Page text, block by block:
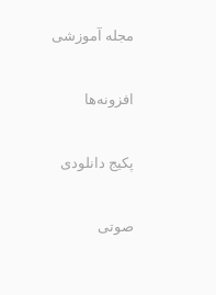
مجله آموزشی
افزونه‌ها
پکیج دانلودی
صوتی